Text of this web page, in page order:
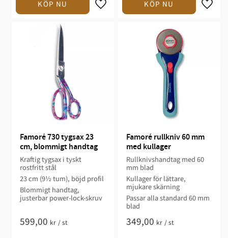
Famoré 730 tygsax 23
cm, blommigt handtag
Kraftig tygsax i tyskt
rostfritt stål
23 cm (9½ tum), böjd profil
Blommigt handtag,
justerbar power-lock-skruv
599,00 kr /st
Famoré rullkniv 60 mm
med kullager
Rullknivshandtag med 60
mm blad
Kullager för lättare,
mjukare skärning
Passar alla standard 60 mm
blad
349,00 kr /st